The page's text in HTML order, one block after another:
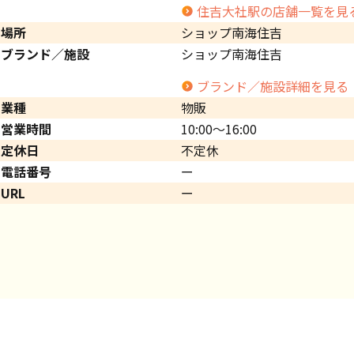
住吉大社駅の店舗一覧を見
場所
ショップ南海住吉
ブランド／施設
ショップ南海住吉
ブランド／施設詳細を見る
業種
物販
営業時間
10:00～16:00
定休日
不定休
電話番号
ー
URL
ー